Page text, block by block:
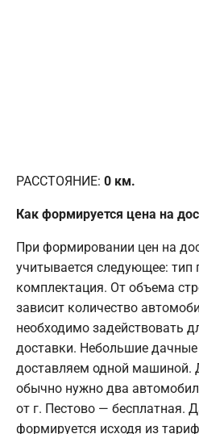
РАССТОЯНИЕ: 0 км.
Как формируется цена на
При формировании цен на
учитывается следующее: тип
комплектация. От объема
зависит количество
необходимо задействовать
доставки. Небольшие
доставляем одной машиной.
обычно нужно два
от г. Пестово — бесплатная.
формируется исходя из